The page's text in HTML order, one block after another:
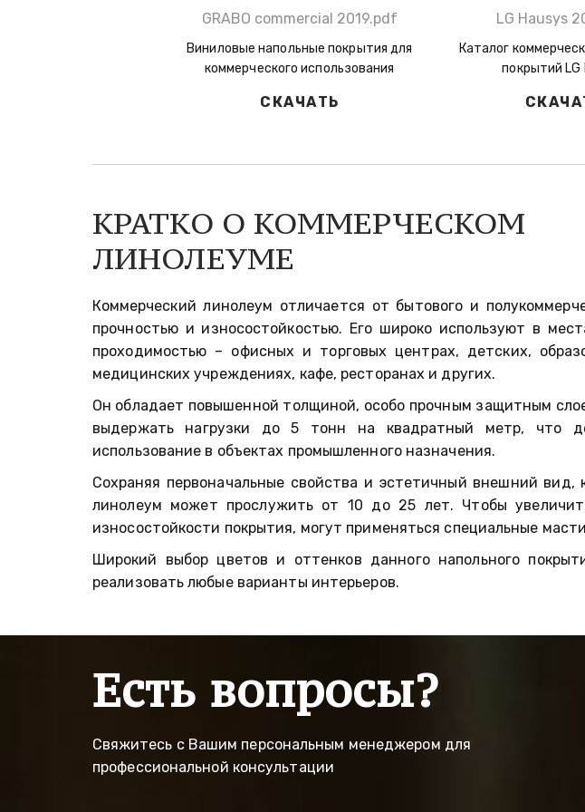
GRABO commercial 2019.pdf
Виниловые напольные покрытия для
коммерческого использования
СКАЧАТЬ
LG Hausys
Каталог
покрытий LG
КРАТКО О КОММЕРЧЕСКОМ
ЛИНОЛЕУМЕ
Коммерческий линолеум отличается от бытового и
прочностью и износостойкостью. Его широко используют в
проходимостью – офисных и торговых центрах, детских,
медицинских учреждениях, кафе, ресторанах и других.
Он обладает повышенной толщиной, особо прочным защитным
выдержать нагрузки до 5 тонн на квадратный метр, что
использование в объектах промышленного назначения.
Сохраняя первоначальные свойства и эстетичный внешний вид,
линолеум может прослужить от 10 до 25 лет. Чтобы
износостойкости покрытия, могут применяться специальные
Широкий выбор цветов и оттенков данного напольного
реализовать любые варианты интерьеров.
Есть вопросы?
Свяжитесь с Вашим персональным менеджером для
профессиональной консультации